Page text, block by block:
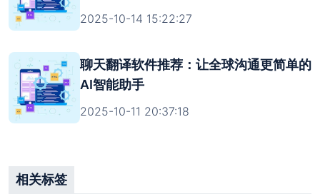
2025-10-14 15:22:27
聊天翻译软件推荐：让全球沟通更简单的
AI智能助手
2025-10-11 20:37:18
相关标签